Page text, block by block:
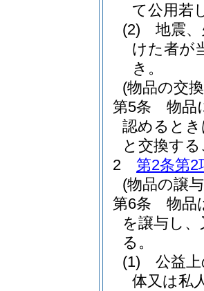
て公用若
(2)
地震
けた者が
き。
(物品の交
第5条
物品
認めると
と交換す
2
第2条第2
(物品の譲
第6条
物品
を譲与し
る。
(1)
公益
体又は私